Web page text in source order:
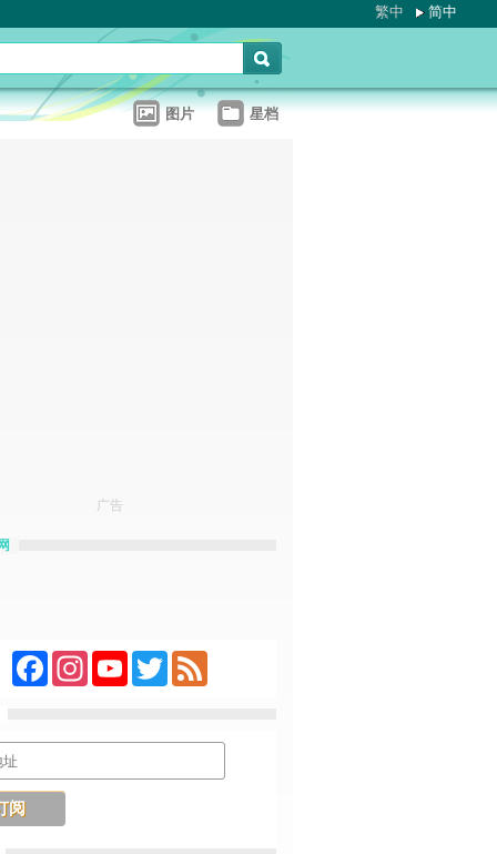
繁中 简中
图片 星档
广告
FacebookInstagramYouTubeTwitterFeed